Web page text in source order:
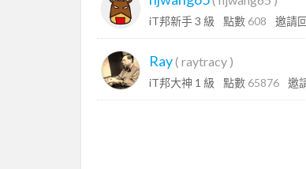
iT邦新手 3 級 點數 608 邀請
Ray( raytracy )
iT邦大神 1 級 點數 65876 邀